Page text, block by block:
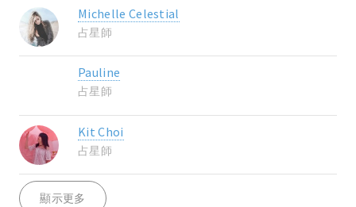
Michelle Celestial
占星師
Pauline
占星師
Kit Choi
占星師
顯示更多